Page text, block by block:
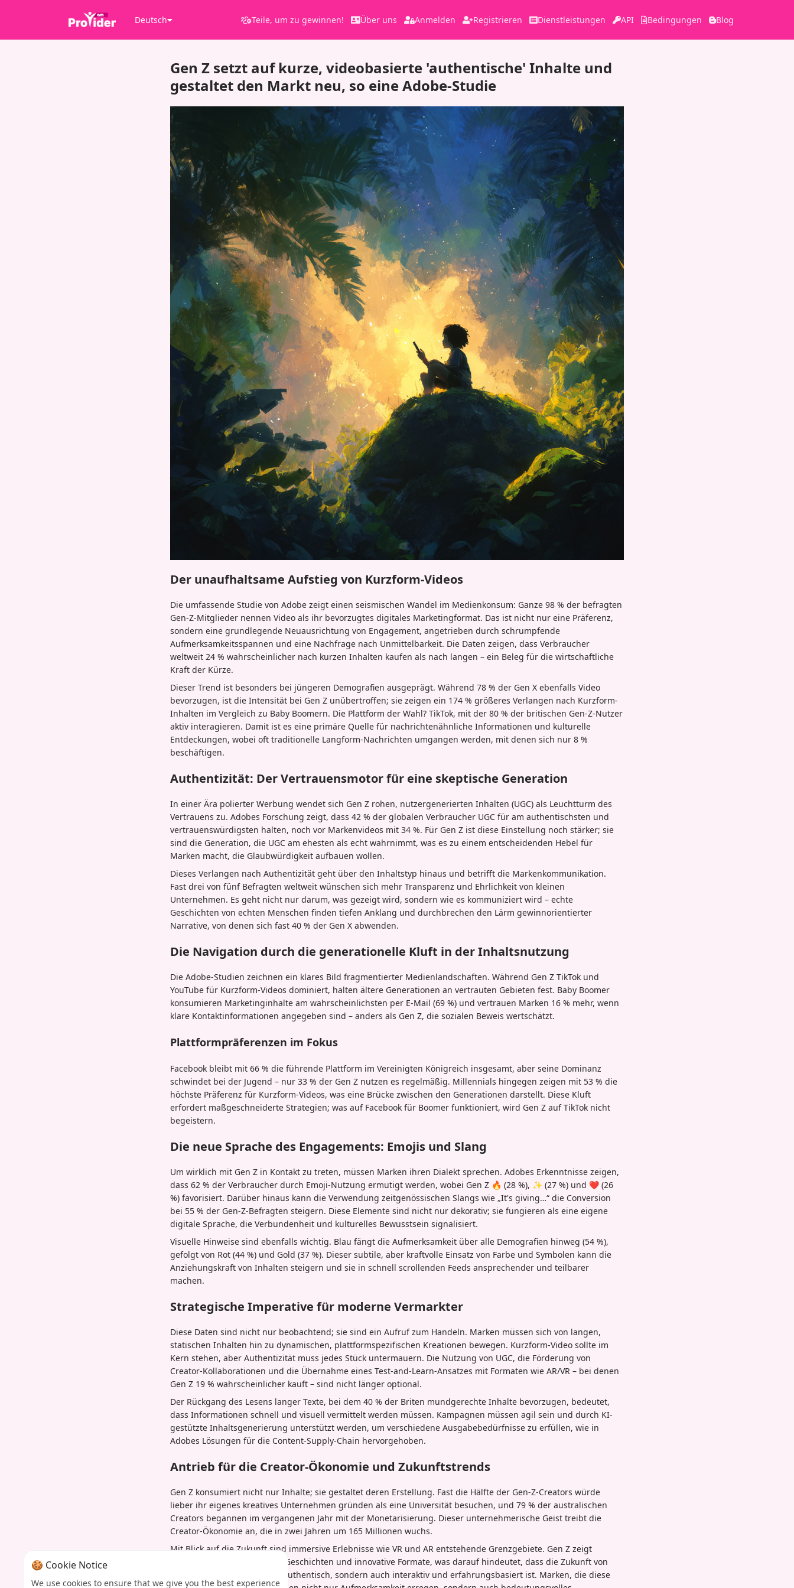
Deutsch Teile, um zu gewinnen! Über uns Anmelden Registrieren Dienstleistungen API Bedingungen Blog
Gen Z setzt auf kurze, videobasierte 'authentische' Inhalte und
gestaltet den Markt neu, so eine Adobe-Studie
Der unaufhaltsame Aufstieg von Kurzform-Videos
Die umfassende Studie von Adobe zeigt einen seismischen Wandel im Medienkonsum: Ganze 98 % der befragten
Gen-Z-Mitglieder nennen Video als ihr bevorzugtes digitales Marketingformat. Das ist nicht nur eine Präferenz,
sondern eine grundlegende Neuausrichtung von Engagement, angetrieben durch schrumpfende
Aufmerksamkeitsspannen und eine Nachfrage nach Unmittelbarkeit. Die Daten zeigen, dass Verbraucher
weltweit 24 % wahrscheinlicher nach kurzen Inhalten kaufen als nach langen – ein Beleg für die wirtschaftliche
Kraft der Kürze.
Dieser Trend ist besonders bei jüngeren Demografien ausgeprägt. Während 78 % der Gen X ebenfalls Video
bevorzugen, ist die Intensität bei Gen Z unübertroffen; sie zeigen ein 174 % größeres Verlangen nach Kurzform-
Inhalten im Vergleich zu Baby Boomern. Die Plattform der Wahl? TikTok, mit der 80 % der britischen Gen-Z-Nutzer
aktiv interagieren. Damit ist es eine primäre Quelle für nachrichtenähnliche Informationen und kulturelle
Entdeckungen, wobei oft traditionelle Langform-Nachrichten umgangen werden, mit denen sich nur 8 %
beschäftigen.
Authentizität: Der Vertrauensmotor für eine skeptische Generation
In einer Ära polierter Werbung wendet sich Gen Z rohen, nutzergenerierten Inhalten (UGC) als Leuchtturm des
Vertrauens zu. Adobes Forschung zeigt, dass 42 % der globalen Verbraucher UGC für am authentischsten und
vertrauenswürdigsten halten, noch vor Markenvideos mit 34 %. Für Gen Z ist diese Einstellung noch stärker; sie
sind die Generation, die UGC am ehesten als echt wahrnimmt, was es zu einem entscheidenden Hebel für
Marken macht, die Glaubwürdigkeit aufbauen wollen.
Dieses Verlangen nach Authentizität geht über den Inhaltstyp hinaus und betrifft die Markenkommunikation.
Fast drei von fünf Befragten weltweit wünschen sich mehr Transparenz und Ehrlichkeit von kleinen
Unternehmen. Es geht nicht nur darum, was gezeigt wird, sondern wie es kommuniziert wird – echte
Geschichten von echten Menschen finden tiefen Anklang und durchbrechen den Lärm gewinnorientierter
Narrative, von denen sich fast 40 % der Gen X abwenden.
Die Navigation durch die generationelle Kluft in der Inhaltsnutzung
Die Adobe-Studien zeichnen ein klares Bild fragmentierter Medienlandschaften. Während Gen Z TikTok und
YouTube für Kurzform-Videos dominiert, halten ältere Generationen an vertrauten Gebieten fest. Baby Boomer
konsumieren Marketinginhalte am wahrscheinlichsten per E-Mail (69 %) und vertrauen Marken 16 % mehr, wenn
klare Kontaktinformationen angegeben sind – anders als Gen Z, die sozialen Beweis wertschätzt.
Plattformpräferenzen im Fokus
Facebook bleibt mit 66 % die führende Plattform im Vereinigten Königreich insgesamt, aber seine Dominanz
schwindet bei der Jugend – nur 33 % der Gen Z nutzen es regelmäßig. Millennials hingegen zeigen mit 53 % die
höchste Präferenz für Kurzform-Videos, was eine Brücke zwischen den Generationen darstellt. Diese Kluft
erfordert maßgeschneiderte Strategien; was auf Facebook für Boomer funktioniert, wird Gen Z auf TikTok nicht
begeistern.
Die neue Sprache des Engagements: Emojis und Slang
Um wirklich mit Gen Z in Kontakt zu treten, müssen Marken ihren Dialekt sprechen. Adobes Erkenntnisse zeigen,
dass 62 % der Verbraucher durch Emoji-Nutzung ermutigt werden, wobei Gen Z 🔥 (28 %), ✨ (27 %) und ❤️ (26
%) favorisiert. Darüber hinaus kann die Verwendung zeitgenössischen Slangs wie „It's giving…“ die Conversion
bei 55 % der Gen-Z-Befragten steigern. Diese Elemente sind nicht nur dekorativ; sie fungieren als eine eigene
digitale Sprache, die Verbundenheit und kulturelles Bewusstsein signalisiert.
Visuelle Hinweise sind ebenfalls wichtig. Blau fängt die Aufmerksamkeit über alle Demografien hinweg (54 %),
gefolgt von Rot (44 %) und Gold (37 %). Dieser subtile, aber kraftvolle Einsatz von Farbe und Symbolen kann die
Anziehungskraft von Inhalten steigern und sie in schnell scrollenden Feeds ansprechender und teilbarer
machen.
Strategische Imperative für moderne Vermarkter
Diese Daten sind nicht nur beobachtend; sie sind ein Aufruf zum Handeln. Marken müssen sich von langen,
statischen Inhalten hin zu dynamischen, plattformspezifischen Kreationen bewegen. Kurzform-Video sollte im
Kern stehen, aber Authentizität muss jedes Stück untermauern. Die Nutzung von UGC, die Förderung von
Creator-Kollaborationen und die Übernahme eines Test-and-Learn-Ansatzes mit Formaten wie AR/VR – bei denen
Gen Z 19 % wahrscheinlicher kauft – sind nicht länger optional.
Der Rückgang des Lesens langer Texte, bei dem 40 % der Briten mundgerechte Inhalte bevorzugen, bedeutet,
dass Informationen schnell und visuell vermittelt werden müssen. Kampagnen müssen agil sein und durch KI-
gestützte Inhaltsgenerierung unterstützt werden, um verschiedene Ausgabebedürfnisse zu erfüllen, wie in
Adobes Lösungen für die Content-Supply-Chain hervorgehoben.
Antrieb für die Creator-Ökonomie und Zukunftstrends
Gen Z konsumiert nicht nur Inhalte; sie gestaltet deren Erstellung. Fast die Hälfte der Gen-Z-Creators würde
lieber ihr eigenes kreatives Unternehmen gründen als eine Universität besuchen, und 79 % der australischen
Creators begannen im vergangenen Jahr mit der Monetarisierung. Dieser unternehmerische Geist treibt die
Creator-Ökonomie an, die in zwei Jahren um 165 Millionen wuchs.
Mit Blick auf die Zukunft sind immersive Erlebnisse wie VR und AR entstehende Grenzgebiete. Gen Z zeigt
Begeisterung für interaktive Geschichten und innovative Formate, was darauf hindeutet, dass die Zukunft von
Inhalten nicht nur kurz und authentisch, sondern auch interaktiv und erfahrungsbasiert ist. Marken, die diese
🍪 Cookie Notice
We use cookies to ensure that we give you the best experience